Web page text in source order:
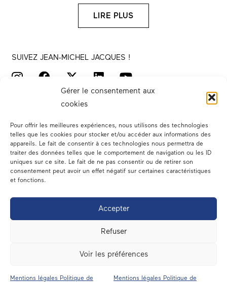
Gérer le consentement aux
cookies
Pour offrir les meilleures expériences, nous utilisons des technologies
telles que les cookies pour stocker et/ou accéder aux informations des
appareils. Le fait de consentir à ces technologies nous permettra de
traiter des données telles que le comportement de navigation ou les ID
uniques sur ce site. Le fait de ne pas consentir ou de retirer son
consentement peut avoir un effet négatif sur certaines caractéristiques
et fonctions.
Accepter
Refuser
Voir les préférences
Mentions légales Politique de Mentions légales Politique de
LIRE PLUS
SUIVEZ JEAN-MICHEL JACQUES !
Votre député
Dans les médias
En circonscription
A l’assemblée
Contact